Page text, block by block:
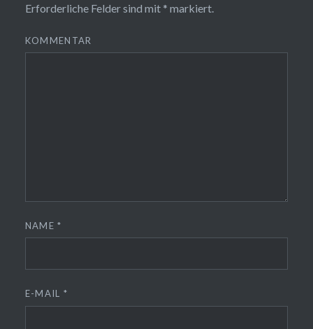
Erforderliche Felder sind mit * markiert.
KOMMENTAR
NAME*
E-MAIL *